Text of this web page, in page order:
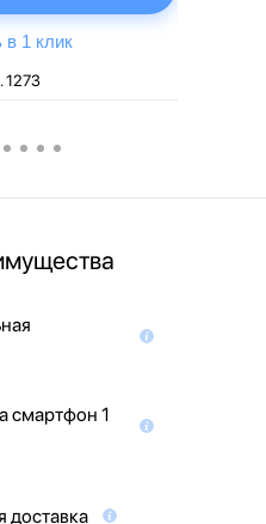
в 1 клик
1273
смартфон 1
доставка